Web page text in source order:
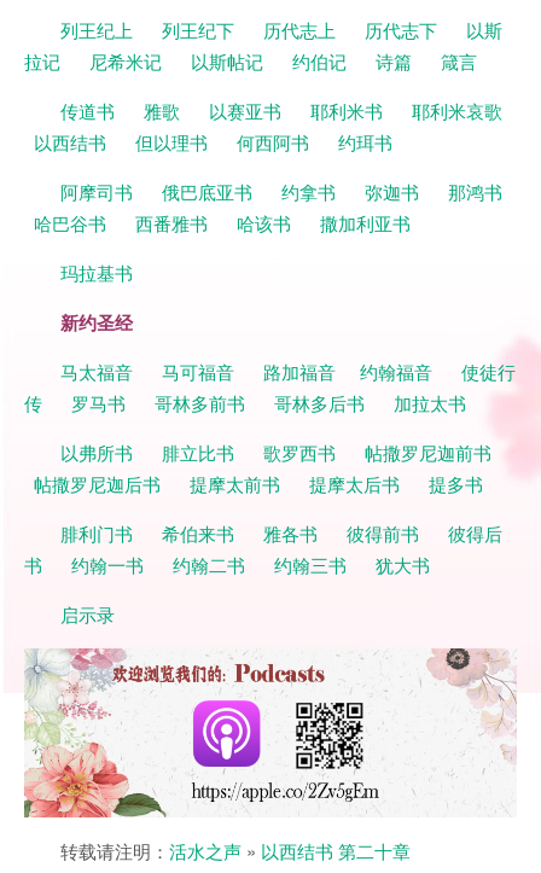
列王纪上
列王纪下 历代志上 历代志下
以斯
拉记
尼希米记 以斯帖记 约伯记 诗篇
箴言
传道书
雅歌 以赛亚书 耶利米书
耶利米哀歌
以西结书
但以理书 何西阿书
约珥书
阿摩司书
俄巴底亚书 约拿书 弥迦书
那鸿书
哈巴谷书
西番雅书 哈该书
撒加利亚书
玛拉基书
新约圣经
马太福音 马可福音 路加福音 约翰福音
使徒行
传
罗马书 哥林多前书 哥林多后书
加拉太书
以弗所书
腓立比书 歌罗西书
帖撒罗尼迦前书
帖撒罗尼迦后书
提摩太前书 提摩太后书
提多书
腓利门书
希伯来书 雅各书 彼得前书
彼得后
书
约翰一书 约翰二书 约翰三书
犹大书
启示录
转载请注明： 活水之声 » 以西结书 第二十章